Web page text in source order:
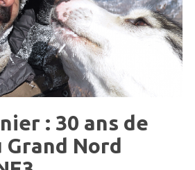
: 30 ans de
Grand Nord